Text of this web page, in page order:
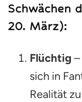
Schwächen
20. März):
Flüchtig
sich in
Realität